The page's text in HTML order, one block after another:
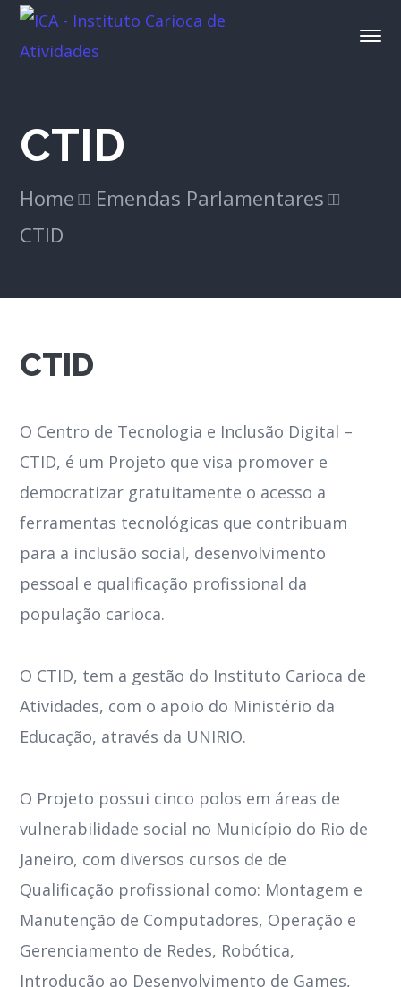
CTID
Home
Emendas Parlamentares
CTID
CTID
O Centro de Tecnologia e Inclusão Digital –
CTID, é um Projeto que visa promover e
democratizar gratuitamente o acesso a
ferramentas tecnológicas que contribuam
para a inclusão social, desenvolvimento
pessoal e qualificação profissional da
população carioca.
O CTID, tem a gestão do Instituto Carioca de
Atividades, com o apoio do Ministério da
Educação, através da UNIRIO.
O Projeto possui cinco polos em áreas de
vulnerabilidade social no Município do Rio de
Janeiro, com diversos cursos de de
Qualificação profissional como: Montagem e
Manutenção de Computadores, Operação e
Gerenciamento de Redes, Robótica,
Introdução ao Desenvolvimento de Games,